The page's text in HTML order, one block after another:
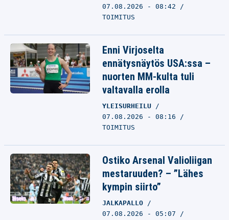
07.08.2026 - 08:42
TOIMITUS
Enni Virjoselta
ennätysnäytös USA:ssa –
nuorten MM-kulta tuli
valtavalla erolla
YLEISURHEILU
07.08.2026 - 08:16
TOIMITUS
Ostiko Arsenal Valioliigan
mestaruuden? – ”Lähes
kympin siirto”
JALKAPALLO
07.08.2026 - 05:07